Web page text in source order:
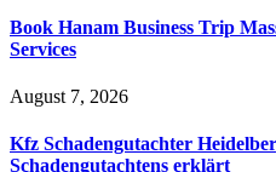
Book Hanam Business Trip
Services
August 7, 2026
Kfz Schadengutachter
Schadengutachtens erklärt